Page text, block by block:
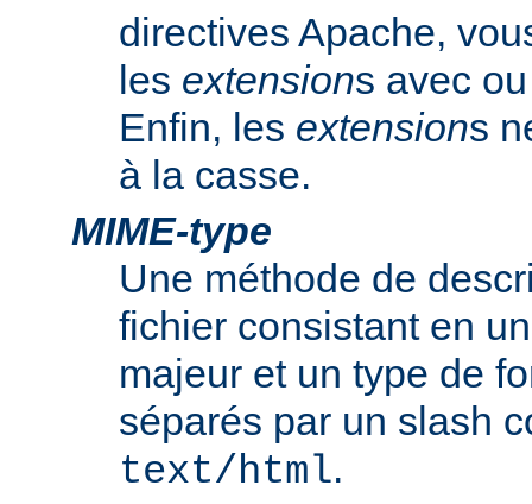
directives Apache,
les extensions avec
Enfin, les extensions
à la casse.
MIME-type
Une méthode de
fichier consistant en
majeur et un type de
séparés par un slash
text/html.